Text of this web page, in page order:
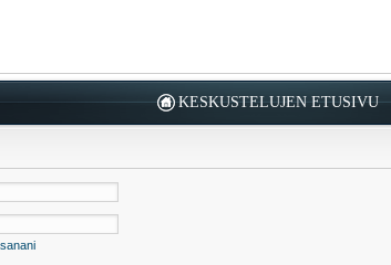
KESKUSTELUJEN ETUSIVU